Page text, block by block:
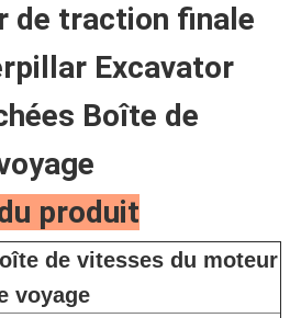
de traction finale
Excavator
Boîte de
produit
de vitesses du moteur
voyage